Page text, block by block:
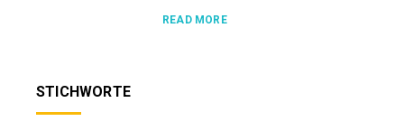
READ MORE
STICHWORTE